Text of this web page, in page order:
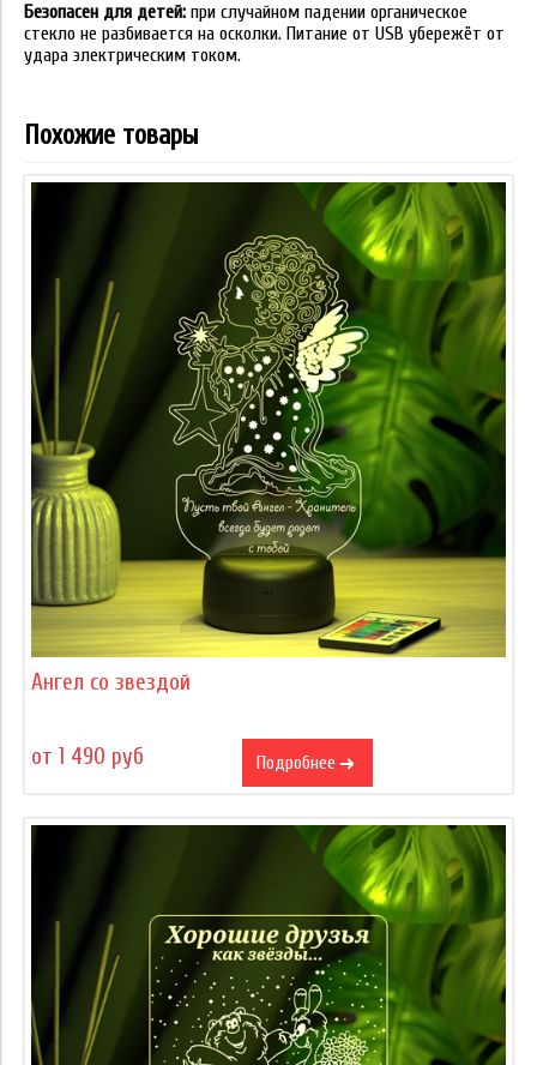
Безопасен для детей: при случайном падении органическое
стекло не разбивается на осколки. Питание от USB убережёт от
удара электрическим током.
Похожие товары
Ангел со звездой
от 1 490 руб Подробнее